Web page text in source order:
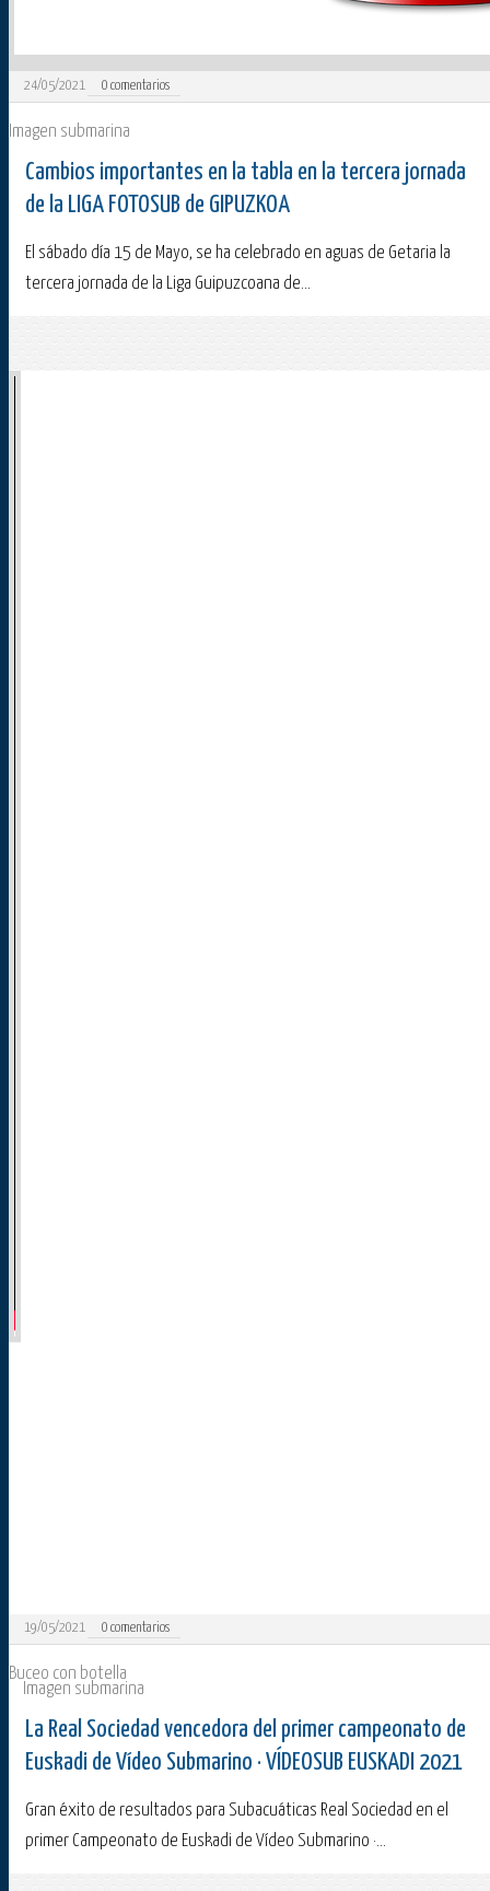
24/05/2021 0 comentarios
Imagen submarina
Cambios importantes en la tabla en la tercera jornada
de la LIGA FOTOSUB de GIPUZKOA
El sábado día 15 de Mayo, se ha celebrado en aguas de Getaria la
tercera jornada de la Liga Guipuzcoana de...
19/05/2021 0 comentarios
Buceo con botella
Imagen submarina
La Real Sociedad vencedora del primer campeonato de
Euskadi de Vídeo Submarino · VÍDEOSUB EUSKADI 2021
Gran éxito de resultados para Subacuáticas Real Sociedad en el
primer Campeonato de Euskadi de Vídeo Submarino ·...